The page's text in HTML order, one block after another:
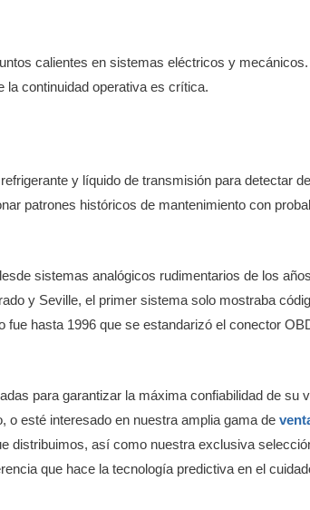
calientes en sistemas eléctricos y
la continuidad operativa es crítica.
y líquido de transmisión para detectar
patrones históricos de mantenimiento con
sistemas analógicos rudimentarios de los
y Seville, el primer sistema solo mostraba
hasta 1996 que se estandarizó el conector
para garantizar la máxima confiabilidad de su
o esté interesado en nuestra amplia gama de
distribuimos, así como nuestra exclusiva
que hace la tecnología predictiva en el